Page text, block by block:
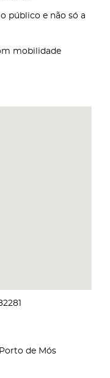
público e não só a
mobilidade
de Mós